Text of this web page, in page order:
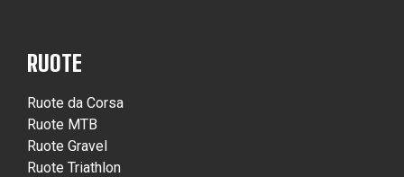
RUOTE
Ruote da Corsa
Ruote MTB
Ruote Gravel
Ruote Triathlon